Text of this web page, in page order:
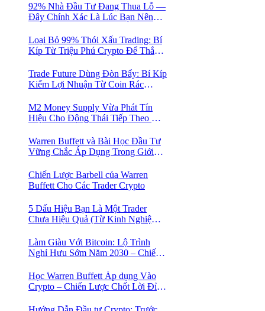
92% Nhà Đầu Tư Đang Thua Lỗ —
Đây Chính Xác Là Lúc Bạn Nên
Loại Bỏ 99% Thói Xấu Trading: Bí
Kíp Từ Triệu Phú Crypto Để Thắng
Trade Future Dùng Đòn Bẩy: Bí Kíp
Kiếm Lợi Nhuận Từ Coin Rác
Bán Khống
M2 Money Supply Vừa Phát Tín
Hiệu Cho Động Thái Tiếp Theo Của
Trader Đang Bỏ Lỡ! 🚀
Warren Buffett và Bài Học Đầu Tư
Vững Chắc Áp Dụng Trong Giới
Chiến Lược Barbell của Warren
Buffett Cho Các Trader Crypto
5 Dấu Hiệu Bạn Là Một Trader
Chưa Hiệu Quả (Từ Kinh Nghiệm
Làm Giàu Với Bitcoin: Lộ Trình
Nghỉ Hưu Sớm Năm 2030 – Chiến
Học Warren Buffett Áp dụng Vào
Crypto – Chiến Lược Chốt Lời Đỉnh